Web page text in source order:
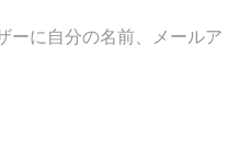
に自分の名前、メールア